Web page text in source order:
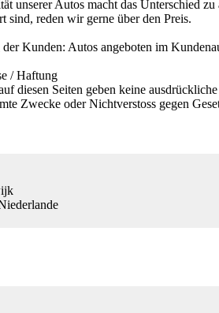
unserer Autos macht das Unterschied
sind, reden wir gerne über den Preis.
Kunden: Autos angeboten im
/ Haftung
diesen Seiten geben keine
Zwecke oder Nichtverstoss gegen